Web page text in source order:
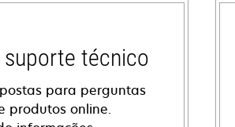
suporte técnico
para perguntas
produtos online.